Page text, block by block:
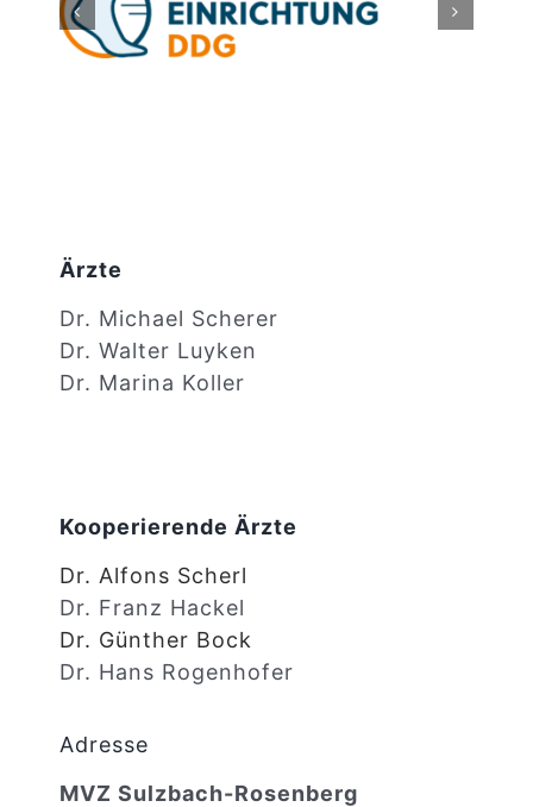
Suche
nach:
Ärzte
Dr. Michael Scherer
Dr. Walter Luyken
Dr. Marina Koller
Kooperierende Ärzte
Dr. Alfons Scherl
Dr. Franz Hackel
Dr. Günther Bock
Dr. Hans Rogenhofer
Adresse
MVZ Sulzbach-Rosenberg